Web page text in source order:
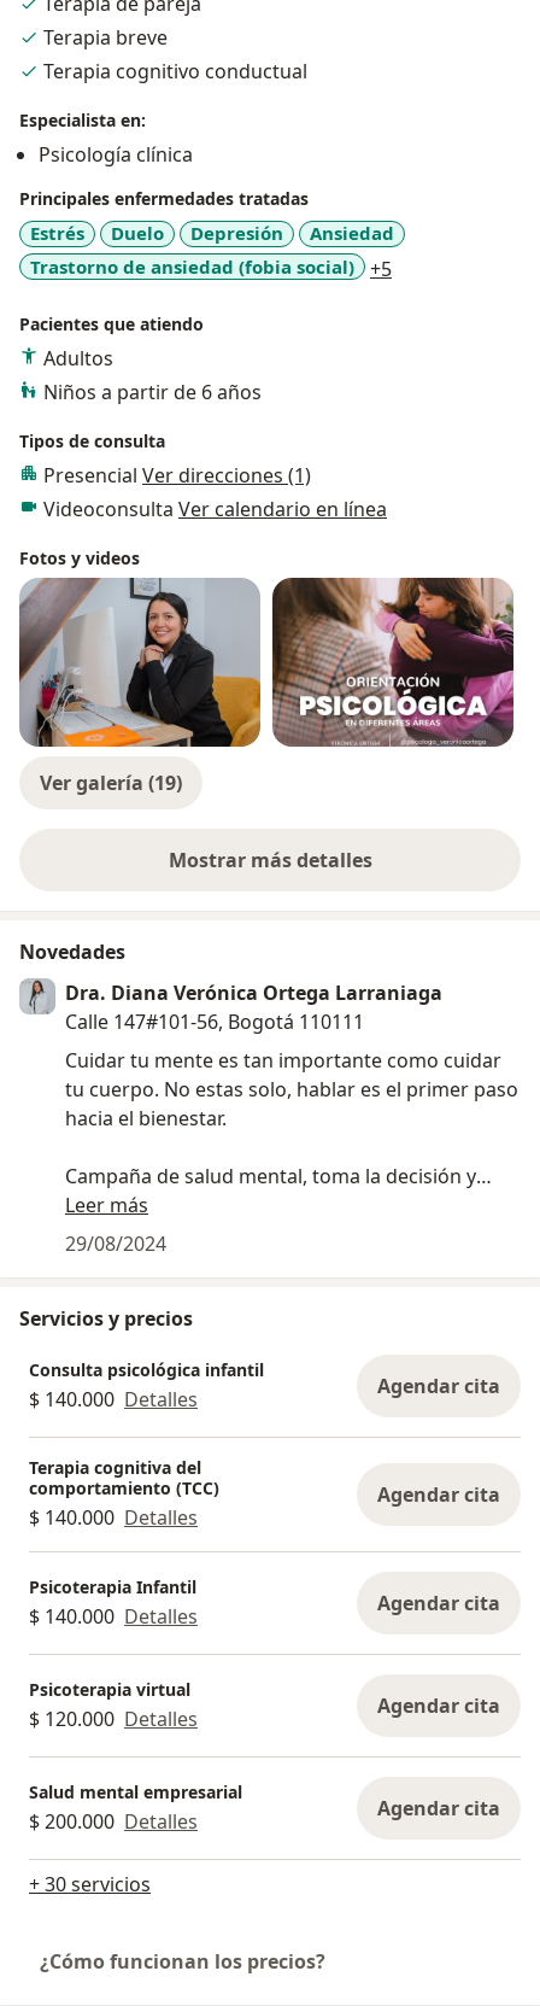
Terapia breve
Terapia cognitivo conductual
Especialista en:
Psicología clínica
Principales enfermedades tratadas
Estrés Duelo Depresión
Ansiedad
Trastorno de ansiedad (fobia social)
+5
Pacientes que atiendo
Adultos
Niños a partir de 6 años
Tipos de consulta
Presencial Ver direcciones (1)
Videoconsulta Ver calendario en línea
Fotos y videos
Ver galería (19)
Mostrar más detalles
sobre la experiencia
Novedades
Dra. Diana Verónica Ortega Larraniaga
Calle 147#101-56, Bogotá 110111
Cuidar tu mente es tan importante como cuidar
tu cuerpo. No estas solo, hablar es el primer paso
hacia el bienestar.
Campaña de salud mental, toma la decisión y
ponte en primer lugar.
Leer más
29/08/2024
Servicios y precios
Consulta psicológica infantil
$ 140.000 Detalles Agendar cita
Terapia cognitiva del
comportamiento (TCC)
$ 140.000 Detalles
Agendar cita
Psicoterapia Infantil
$ 140.000 Detalles Agendar cita
Psicoterapia virtual
$ 120.000 Detalles Agendar cita
Salud mental empresarial
$ 200.000 Detalles Agendar cita
+ 30 servicios
¿Cómo funcionan los precios?